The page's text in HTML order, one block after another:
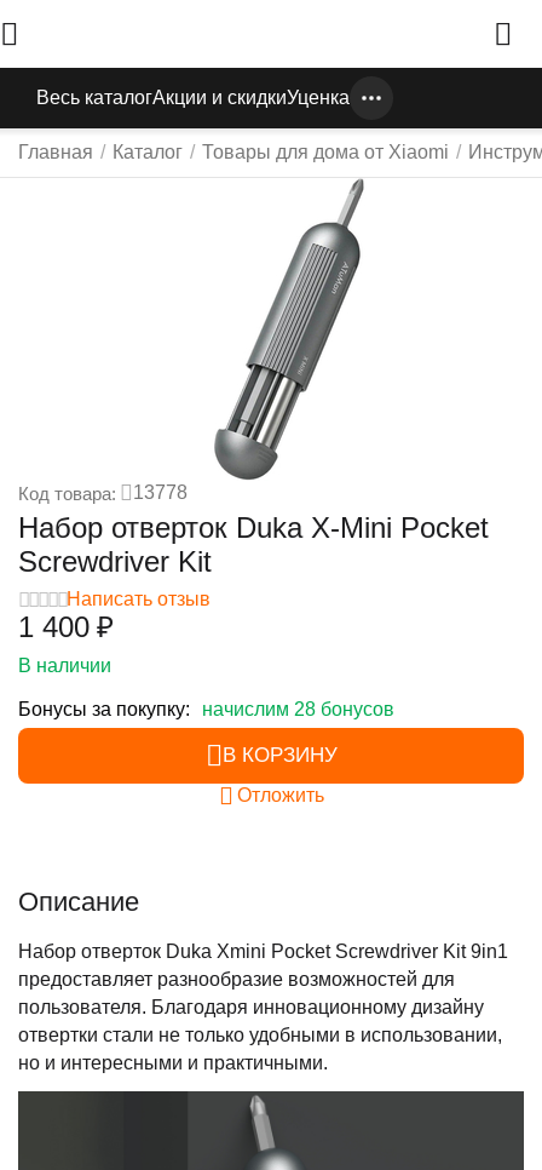
Весь каталогАкции и скидкиУценка
Главная / Каталог / Товары для дома от Xiaomi /
Код товара: 13778
Набор отверток Duka X-Mini Pocket
Screwdriver Kit
Написать отзыв
1 400 ₽
В наличии
Бонусы за покупку: начислим 28 бонусов
В КОРЗИНУ
Отложить
Описание
Набор отверток Duka Xmini Pocket Screwdriver Kit 9in1
предоставляет разнообразие возможностей для
пользователя. Благодаря инновационному дизайну
отвертки стали не только удобными в использовании,
но и интересными и практичными.